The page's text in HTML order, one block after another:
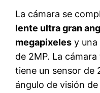
La cámara se
lente ultra gran
megapixeles y
de 2MP. La
tiene un sensor de
ángulo de visión de